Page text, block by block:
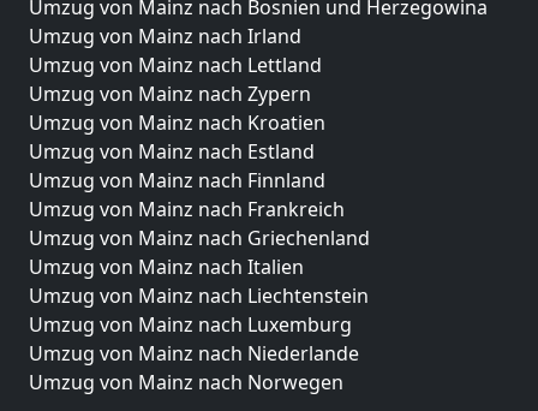
Umzug von Mainz nach Bosnien und Herzegowina
Umzug von Mainz nach Irland
Umzug von Mainz nach Lettland
Umzug von Mainz nach Zypern
Umzug von Mainz nach Kroatien
Umzug von Mainz nach Estland
Umzug von Mainz nach Finnland
Umzug von Mainz nach Frankreich
Umzug von Mainz nach Griechenland
Umzug von Mainz nach Italien
Umzug von Mainz nach Liechtenstein
Umzug von Mainz nach Luxemburg
Umzug von Mainz nach Niederlande
Umzug von Mainz nach Norwegen